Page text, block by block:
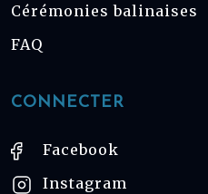
Cérémonies balinaises
FAQ
CONNECTER
Facebook
Instagram